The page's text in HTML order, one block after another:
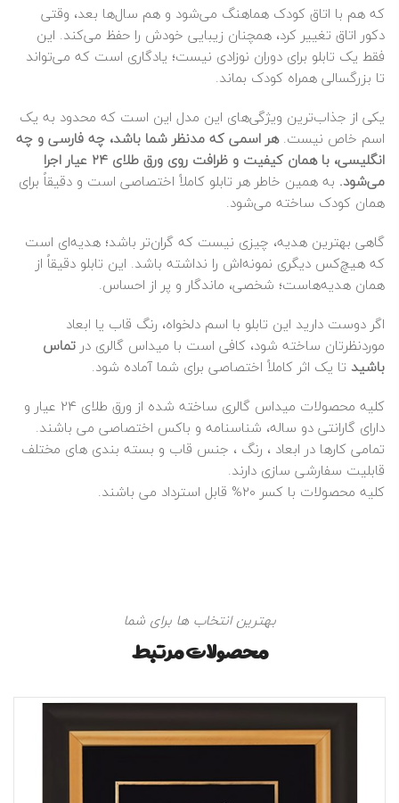
که هم با اتاق کودک هماهنگ می‌شود و هم سال‌ها بعد، وقتی
دکور اتاق تغییر کرد، همچنان زیبایی خودش را حفظ می‌کند. این
فقط یک تابلو برای دوران نوزادی نیست؛ یادگاری است که می‌تواند
تا بزرگسالی همراه کودک بماند.
یکی از جذاب‌ترین ویژگی‌های این مدل این است که محدود به یک
اسم خاص نیست.هر اسمی که مدنظر شما باشد، چه فارسی و چه
انگلیسی، با همان کیفیت و ظرافت روی ورق طلای ۲۴ عیار اجرا
می‌شود. به همین خاطر هر تابلو کاملاً اختصاصی است و دقیقاً برای
همان کودک ساخته می‌شود.
گاهی بهترین هدیه، چیزی نیست که گران‌تر باشد؛ هدیه‌ای است
که هیچ‌کس دیگری نمونه‌اش را نداشته باشد. این تابلو دقیقاً از
همان هدیه‌هاست؛ شخصی، ماندگار و پر از احساس.
اگر دوست دارید این تابلو با اسم دلخواه، رنگ قاب یا ابعاد
موردنظرتان ساخته شود، کافی است با میداس گالری در تماس
باشید تا یک اثر کاملاً اختصاصی برای شما آماده شود.
کلیه محصولات میداس گالری ساخته شده از ورق طلای ۲۴ عیار و
دارای گارانتی دو ساله، شناسنامه و باکس اختصاصی می باشند.
تمامی کارها در ابعاد ، رنگ ، جنس قاب و بسته بندی های مختلف
قابلیت سفارشی سازی دارند.
کلیه محصولات با کسر 20% قابل استرداد می باشند.
بهترین انتخاب ها برای شما
محصولات مرتبط